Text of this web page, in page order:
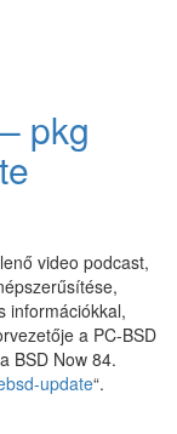
pkg
video podcast,
információkkal,
a PC-BSD
BSD Now 84.
update“.